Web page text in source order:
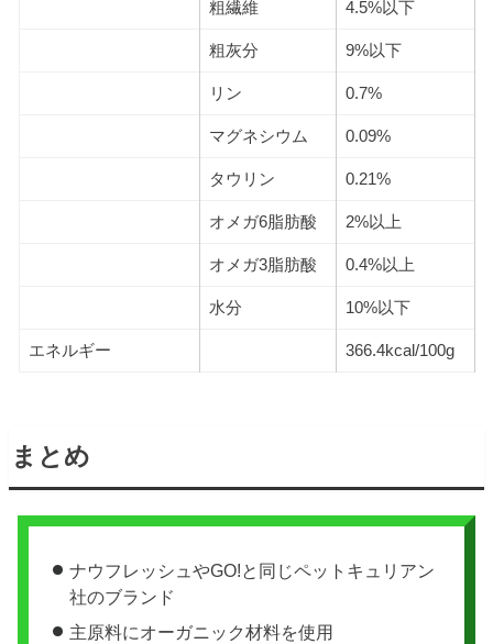
粗繊維 4.5%以下
粗灰分 9%以下
リン 0.7%
マグネシウム 0.09%
タウリン 0.21%
オメガ6脂肪酸 2%以上
オメガ3脂肪酸 0.4%以上
水分 10%以下
エネルギー 366.4kcal/100g
まとめ
ナウフレッシュやGO!と同じペットキュリアン
社のブランド
主原料にオーガニック材料を使用